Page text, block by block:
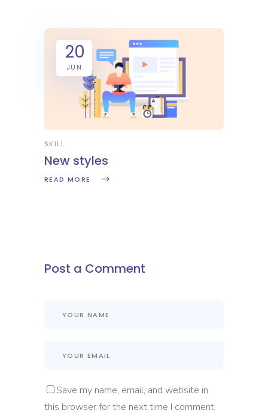
20
JUN
SKILL
New styles
READ MORE
Post a Comment
Save my name, email, and website in
this browser for the next time I comment.